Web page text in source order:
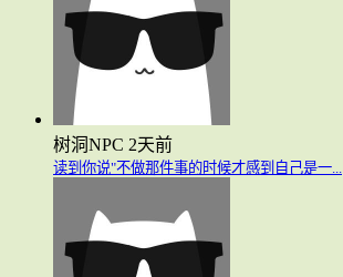
树洞NPC 2天前
读到你说"不做那件事的时候才感到自己是一...